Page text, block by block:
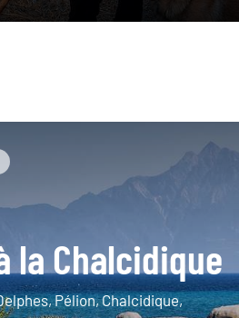
la Chalcidique
Pélion, Chalcidique,